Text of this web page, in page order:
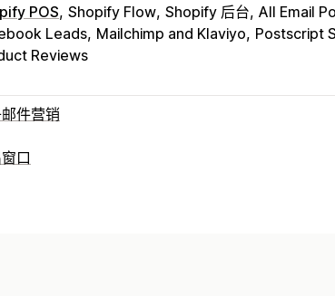
POS Shopify Flow Shopify 后台 All Email
Leads Mailchimp and Klaviyo Postscript
Reviews
件营销
动类型
口